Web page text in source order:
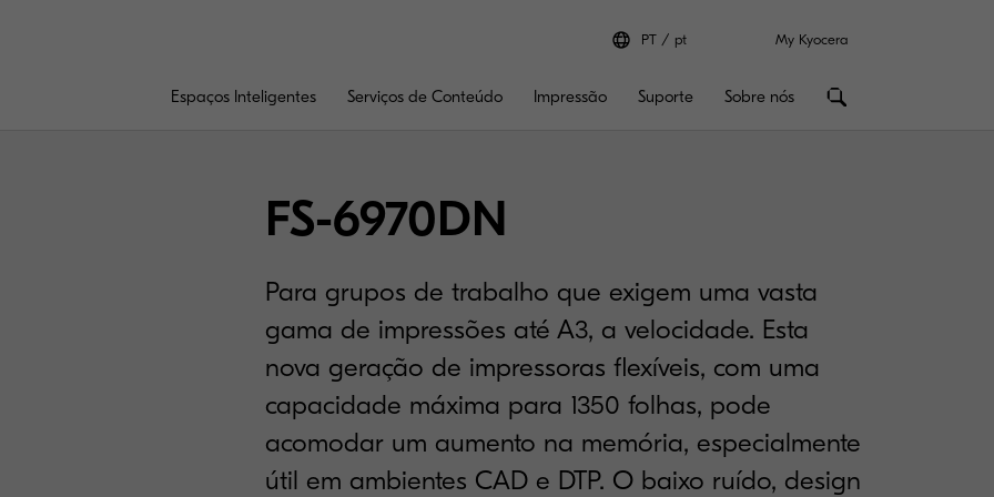
PT pt My Kyocera
Espaços Inteligentes Serviços de Conteúdo Impressão Suporte Sobre nós
FS-6970DN
Para grupos de trabalho que exigem uma vasta
gama de impressões até A3, a velocidade. Esta
nova geração de impressoras flexíveis, com uma
capacidade máxima para 1350 folhas, pode
acomodar um aumento na memória, especialmente
útil em ambientes CAD e DTP. O baixo ruído, design